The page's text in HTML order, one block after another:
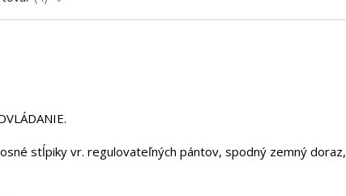
stĺpiky vr. regulovateľných pántov, spodný zemný doraz,